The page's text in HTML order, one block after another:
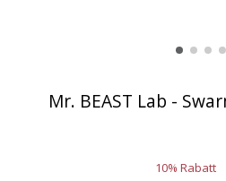
Mr. BEAST Lab -
10% Rabatt